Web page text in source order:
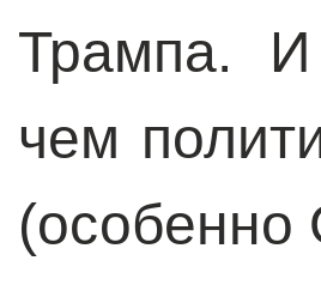
Трампа. И
чем